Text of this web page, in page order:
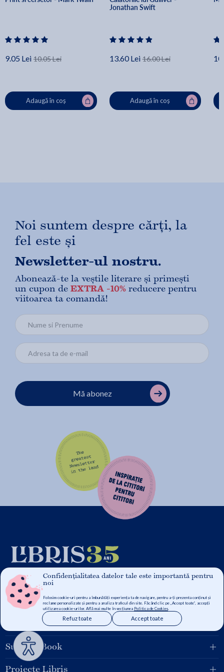
Confidențialitatea datelor tale este importantă pentru
noi
Folosim cookie-uri pentru a îmbunătăți experiența ta de navigare, pentru a-ți prezenta conținut și
reclame personalizate și pentru a analiza traficul din site. Făcând clic pe „Accept toate”, accepți
utilizarea cookie-urilor. Află mai multe în secțiunea Politica de Cookies.
Accept toate
Refuz toate
9.05 Lei 10.05 Lei
Adaugă în coș
Jonathan Swift
13.60 Lei 16.00 Lei
Adaugă în coș
Noi suntem despre cărți, la
fel este și
Newsletter-ul nostru.
Abonează-te la veștile literare și primești
un cupon de EXTRA -10% reducere pentru
viitoarea ta comandă!
Mă abonez
Grupul Libris
Pentru tine
Suport eBook
Proiecte Libris